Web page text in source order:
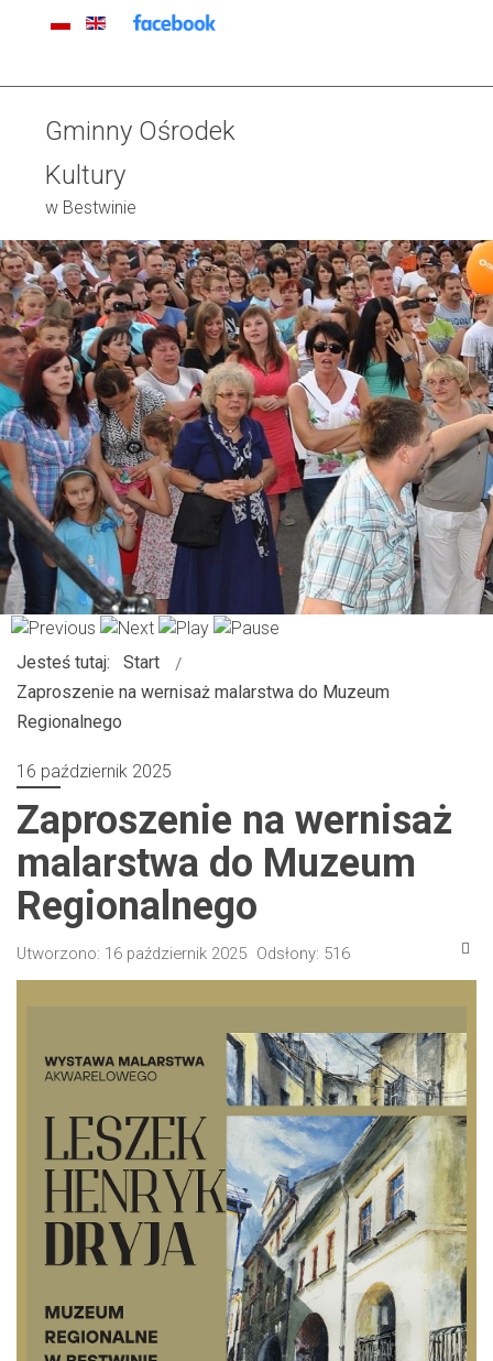
Gminny Ośrodek
Kultury
w Bestwinie
Jesteś tutaj:
Start
Zaproszenie na wernisaż malarstwa do Muzeum
Regionalnego
16 październik 2025
Zaproszenie na wernisaż
malarstwa do Muzeum
Regionalnego
Utworzono: 16 październik 2025 Odsłony: 516